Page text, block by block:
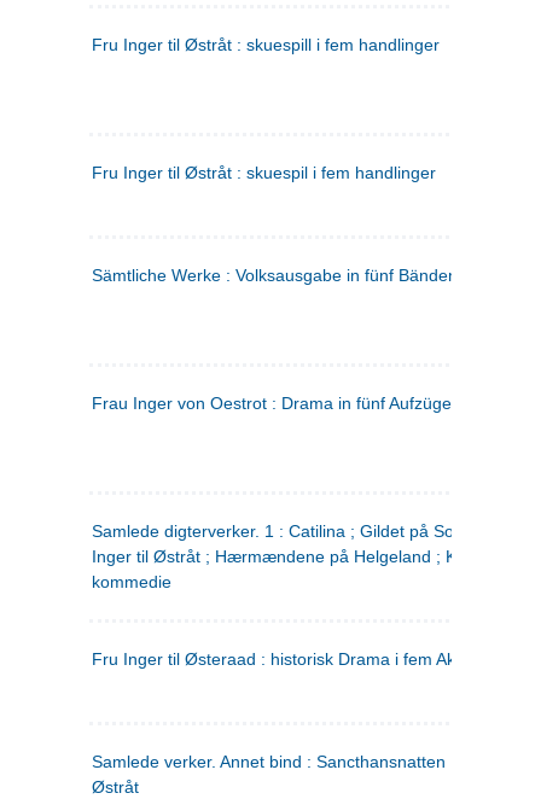
Fru Inger til Østråt : skuespill i fem handlinger
Fru Inger til Østråt : skuespil i fem handlinger
Sämtliche Werke : Volksausgabe in fünf Bänden
Frau Inger von Oestrot : Drama in fünf Aufzügen
Samlede digterverker. 1 : Catilina ; Gildet på Solhaug ; Fru
Inger til Østråt ; Hærmændene på Helgeland ;
kommedie
Fru Inger til Østeraad : historisk Drama i fem Akter
Samlede verker. Annet bind : Sancthansnatten ; Fru Inger
Østråt